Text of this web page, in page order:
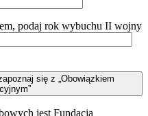
podaj rok wybuchu II wojny
się z „Obowiązkiem
jest Fundacja